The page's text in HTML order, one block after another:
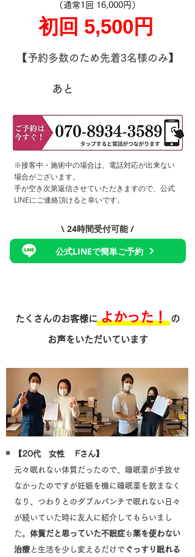
（通常1回 16,000円）
初回 5,500円
【予約多数のため先着3名様のみ】
あと
​※接客中・施術中の場合は、電話対応が出来ない
場合がございます。
手が空き次第返信させていただきますので、公式
LINEにご連絡頂けると幸いです。
\ 24時間受付可能 /
公式LINEで簡単ご予約
たくさんのお客様に よかった！ の
お声をいただいています
【20代 女性 Fさん】
元々眠れない体質だったので、睡眠薬が手放せ
なかったのですが妊娠を機に睡眠薬を飲まなく
なり、つわりとのダブルパンチで眠れない日々
が続いていた時に友人に紹介してもらいまし
た。 体質だと思っていた不眠症も薬を使わない
治療 と生活を少し変えるだけで ぐっすり眠れる